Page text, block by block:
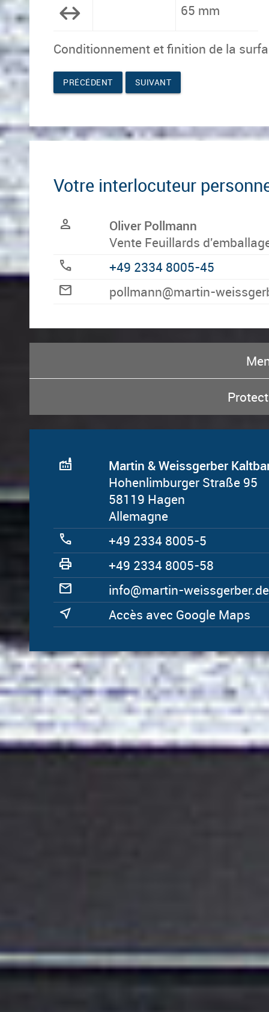
65 mm
Condi­tion­ne­ment et fi­ni­tion de la
PRÉCÉDENT SUIVANT
Votre interlocuteur
person
Oliver Pollmann
Vente Feuillards
call
+49 2334 8005-45
mail
ed.rebregssiew-
factory
Martin & Weissgerber
Hohenlimburger Straße 95
58119 Hagen
Al­le­magne
call
+49 2334 8005-5
print
+49 2334 8005-58
mail
ed.rebregssiew-nitram@ofni
near_me
Accès avec Google Maps